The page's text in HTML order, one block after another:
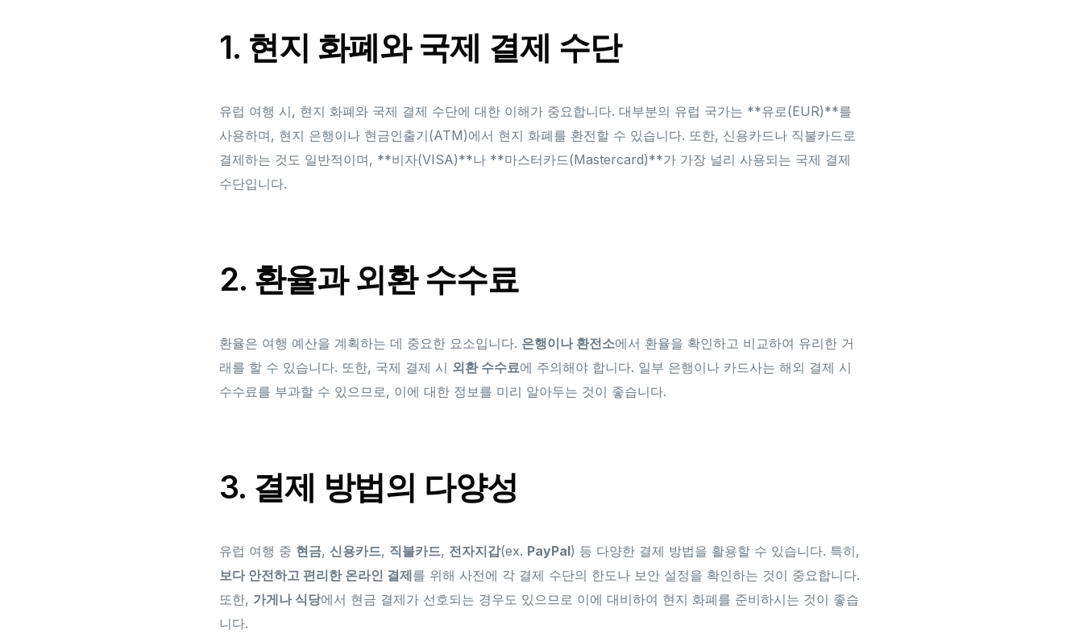
1. 현지 화폐와 국제 결제 수단
유럽 여행 시, 현지 화폐와 국제 결제 수단에 대한 이해가 중요합니다. 대부분의 유럽 국가는 **유로(EUR)**를
사용하며, 현지 은행이나 현금인출기(ATM)에서 현지 화폐를 환전할 수 있습니다. 또한, 신용카드나 직불카드로
결제하는 것도 일반적이며, **비자(VISA)**나 **마스터카드(Mastercard)**가 가장 널리 사용되는 국제 결제
수단입니다.
2. 환율과 외환 수수료
환율은 여행 예산을 계획하는 데 중요한 요소입니다. 은행이나 환전소에서 환율을 확인하고 비교하여 유리한 거
래를 할 수 있습니다. 또한, 국제 결제 시 외환 수수료에 주의해야 합니다. 일부 은행이나 카드사는 해외 결제 시
수수료를 부과할 수 있으므로, 이에 대한 정보를 미리 알아두는 것이 좋습니다.
3. 결제 방법의 다양성
유럽 여행 중 현금, 신용카드, 직불카드, 전자지갑(ex. PayPal) 등 다양한 결제 방법을 활용할 수 있습니다. 특히,
보다 안전하고 편리한 온라인 결제를 위해 사전에 각 결제 수단의 한도나 보안 설정을 확인하는 것이 중요합니다.
또한, 가게나 식당에서 현금 결제가 선호되는 경우도 있으므로 이에 대비하여 현지 화폐를 준비하시는 것이 좋습
니다.